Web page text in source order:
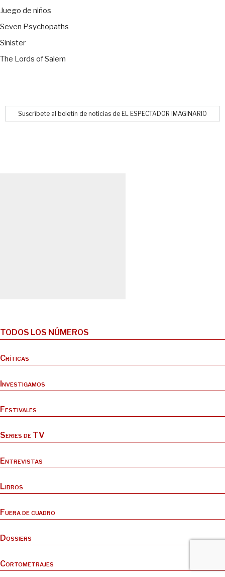
Juego de niños
Seven Psychopaths
Sinister
The Lords of Salem
Suscríbete al boletín de noticias de EL ESPECTADOR IMAGINARIO
TODOS LOS NÚMEROS
Críticas
Investigamos
Festivales
Series de TV
Entrevistas
Libros
Fuera de cuadro
Dossiers
Cortometrajes